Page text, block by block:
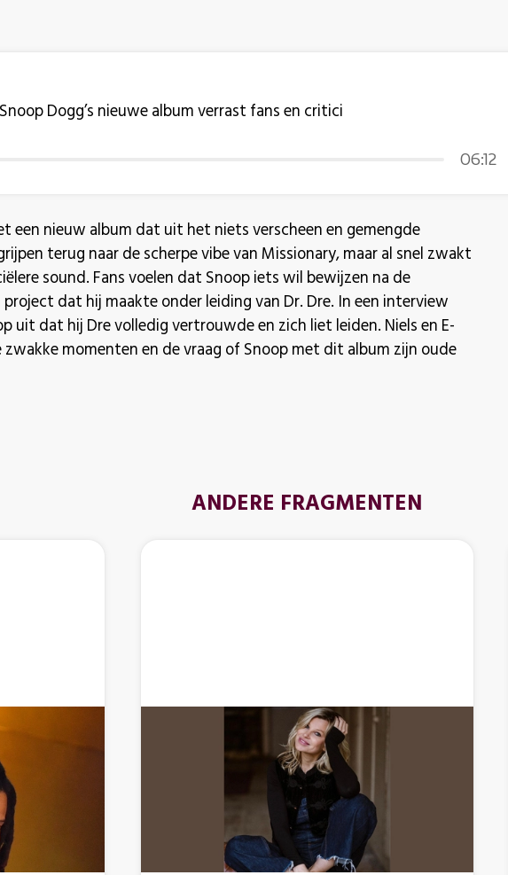
06:12
Snoop Dogg’s nieuwe album verrast fans en critici
een nieuw album dat uit het niets verscheen en gemengde
terug naar de scherpe vibe van Missionary, maar al snel zwakt
sound. Fans voelen dat Snoop iets wil bewijzen na de
dat hij maakte onder leiding van Dr. Dre. In een interview
uit dat hij Dre volledig vertrouwde en zich liet leiden. Niels en E-
momenten en de vraag of Snoop met dit album zijn oude
ANDERE FRAGMENTEN